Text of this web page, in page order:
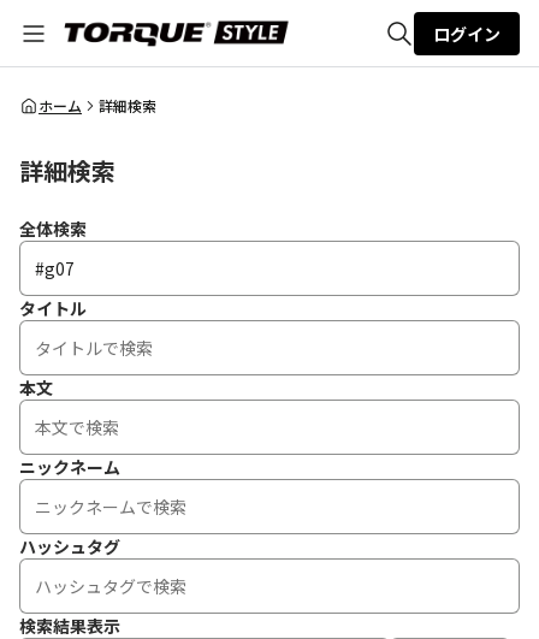
全体検索
ログイン
ホーム 詳細検索
詳細検索
全体検索
タイトル
本文
ニックネーム
ハッシュタグ
検索結果表示